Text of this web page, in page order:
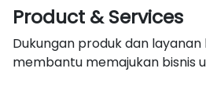
Product & Services
Dukungan produk dan
membantu memajukan bisnis